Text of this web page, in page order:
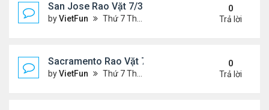
San Jose Rao Vặt 7/30/21- 8/6/21
byVietFun Thứ 7 Tháng 7 31, 2021 10:31 am
0
Trả lời
Sacramento Rao Vặt 7/30/21- 8/6/21
byVietFun Thứ 7 Tháng 7 31, 2021 10:22 am
0
Trả lời